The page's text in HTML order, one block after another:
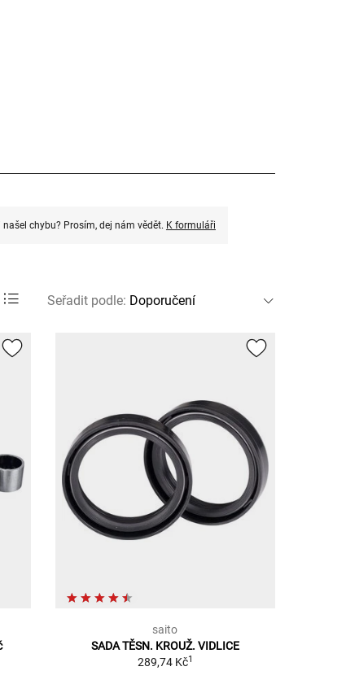
chybu? Prosím, dej nám vědět. K formuláři
Seřadit podle:
saito
SADA TĚSN. KROUŽ. VIDLICE
289,74 Kč1